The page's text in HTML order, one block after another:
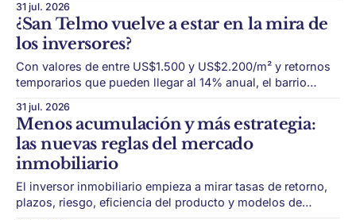
hacia un punto medio. Después de años dominados por
espacios neutros, beige, blancos, líneas puras y ambientes
casi sin objetos, aparece una tendencia que
31 jul. 2026
¿San Telmo vuelve a estar en la mira de
los inversores?
Con valores de entre US$1.500 y US$2.200/m² y retornos
temporarios que pueden llegar al 14% anual, el barrio
revalorización. San Telmo vuelve a aparecer como una
oportunidad dentro del mercado inmobiliario porteño.
Durante años, la atención de
31 jul. 2026
Menos acumulación y más estrategia:
las nuevas reglas del mercado
inmobiliario
El inversor inmobiliario empieza a mirar tasas de retorno,
plazos, riesgo, eficiencia del producto y modelos de